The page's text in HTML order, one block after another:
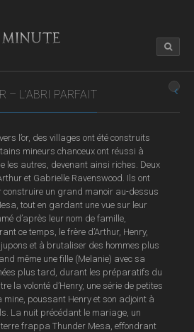
– L’ABRI PARFAIT
l’or, des villages ont été construits
mineurs chanceux ont réussi à
les autres, devenant ainsi riches. Deux
et Gabrielle Ravenswood. Ils ont
construire un grand manoir au-dessus
tout en gardant une vue sur leur
d’après leur nom de famille,
ce temps, le frère d’Arthur, Henry,
et à brutaliser des hommes plus
même une fille (Melanie) avec sa
plus tard, durant les préparatifs du
la volonté d’Henry, une série de petites
poussant Henry et son adjoint à
La nuit précédant le mariage, un
frappa Thunder Mesa, effondrant